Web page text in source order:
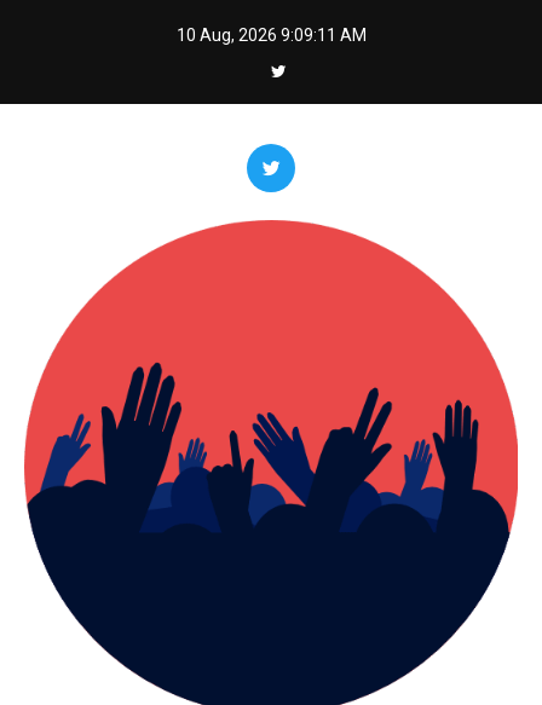
10 Aug, 2026 9:09:13 AM